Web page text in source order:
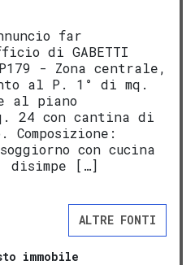
far
di GABETTI
- Zona centrale,
al P. 1° di mq.
al piano
24 con cantina di
Composizione:
con cucina
disimpe […]
ALTRE FONTI
immobile